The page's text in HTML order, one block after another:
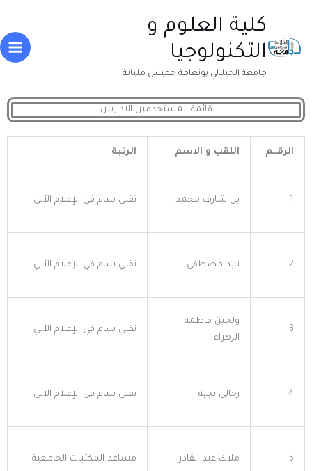
المحتوى
كلية العلوم و
التكنولوجيا
جامعة الجيلالي بونعامة خميس مليانة
قائمة المستخدمين الاداريين
الرقــم اللقب و الاسم الرتبة
بن شارف محمد تقني سام في الإعلام الآلي
2 نابد مصطفى تقني سام في الإعلام الآلي
ولحين فاطمة
الزهراء
تقني سام في الإعلام الآلي
رحالي نجية تقني سام في الإعلام الآلي
ملاك عبد القادر مساعد المكتبات الجامعية